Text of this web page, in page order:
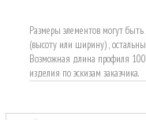
Размеры элементов могут
(высоту или ширину) ,
Возможная длина профиля
изделия по эскизам заказчика.